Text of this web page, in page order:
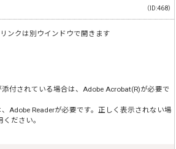
（ID:468）
ンクは別ウインドウで開きます
付されている場合は、 Adobe Acrobat(R)が必要で
Adobe Readerが必要です。正しく表示されない場
ださい。